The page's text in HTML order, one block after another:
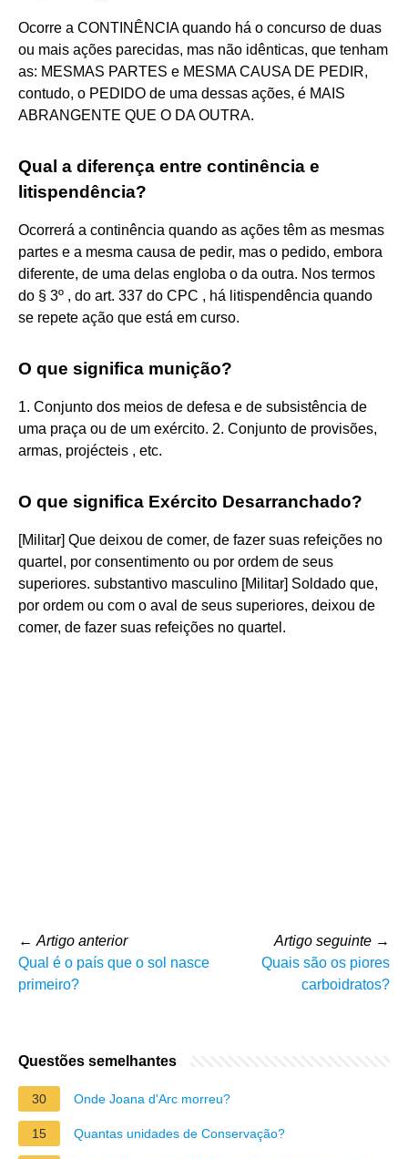
Ocorre a CONTINÊNCIA quando há o concurso de duas
ou mais ações parecidas, mas não idênticas, que tenham
as: MESMAS PARTES e MESMA CAUSA DE PEDIR,
contudo, o PEDIDO de uma dessas ações, é MAIS
ABRANGENTE QUE O DA OUTRA.
Qual a diferença entre continência e
litispendência?
Ocorrerá a continência quando as ações têm as mesmas
partes e a mesma causa de pedir, mas o pedido, embora
diferente, de uma delas engloba o da outra. Nos termos
do § 3º , do art. 337 do CPC , há litispendência quando
se repete ação que está em curso.
O que significa munição?
1. Conjunto dos meios de defesa e de subsistência de
uma praça ou de um exército. 2. Conjunto de provisões,
armas, projécteis , etc.
O que significa Exército Desarranchado?
[Militar] Que deixou de comer, de fazer suas refeições no
quartel, por consentimento ou por ordem de seus
superiores. substantivo masculino [Militar] Soldado que,
por ordem ou com o aval de seus superiores, deixou de
comer, de fazer suas refeições no quartel.
← Artigo anterior
Qual é o país que o sol nasce
primeiro?
Artigo seguinte →
Quais são os piores
carboidratos?
Questões semelhantes
30 Onde Joana d'Arc morreu?
15 Quantas unidades de Conservação?